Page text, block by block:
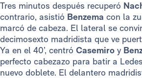
Tres minutos después recuperó
contrario, asistió Benzema con la
marcó de cabeza. El lateral se
decimosexto madridista que ve
Ya en el 40’, centró Casemiro y
perfecto cabezazo para batir a
nuevo doblete. El delantero